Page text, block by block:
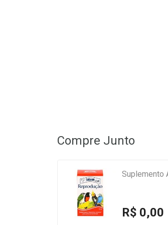
Compre Junto
Suplemento
R$ 0,00